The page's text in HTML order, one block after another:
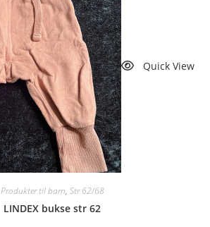
Quick View
Produkter til barn, Str 62/68
LINDEX bukse str 62